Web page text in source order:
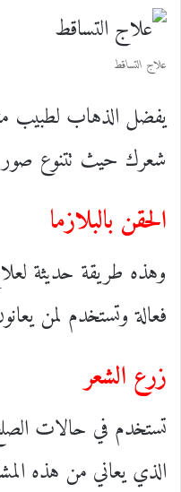
علاج التساقط
يفضل الذهاب
شعرك حيث تتنوع صور
الحقن بالبلازما
وهذه طريقة حديثة
فعالة وتستخدم لمن
زرع الشعر
تستخدم في حالات
الذي يعاني من هذه